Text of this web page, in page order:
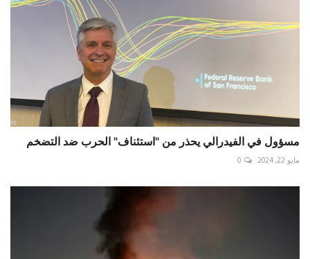
مسؤول في الفيدرالي يحذر من "استئناف" الحرب ضد التضخم
مايو 22, 2024 0